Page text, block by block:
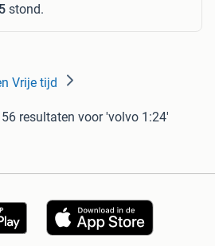
stond.
Vrije tijd
56 resultaten voor 'volvo 1:24'